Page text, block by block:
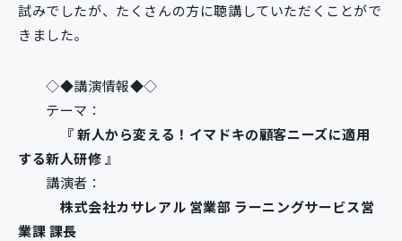
新規開発サービス
パッケージ開発
導入事例
イベント・セミナー
ニュース
採用情報
Contact
試みでしたが、たくさんの方に聴講していただくことがで
きました。
◇◆講演情報◆◇
テーマ：
『 新人から変える！イマドキの顧客ニーズに適用
する新人研修 』
講演者：
株式会社カサレアル 営業部 ラーニングサービス営
業課 課長